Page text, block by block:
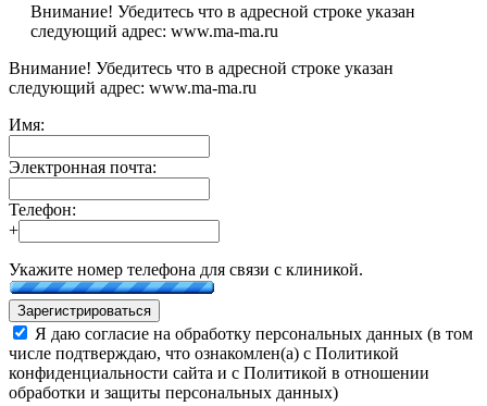
Внимание! Убедитесь что в адресной строке указан
следующий адрес: www.ma-ma.ru
Внимание! Убедитесь что в адресной строке указан
следующий адрес: www.ma-ma.ru
Имя:
Электронная почта:
Телефон:
+
Укажите номер телефона для связи с клиникой.
Зарегистрироваться
Я даю согласие на обработку персональных данных (в том
числе подтверждаю, что ознакомлен(а) с Политикой
конфиденциальности сайта и с Политикой в отношении
обработки и защиты персональных данных)